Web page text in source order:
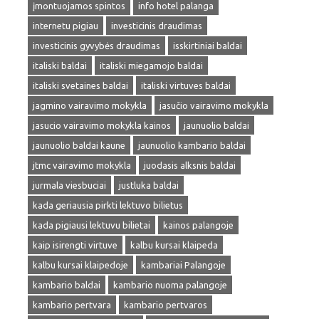
įmontuojamos spintos
info hotel palanga
internetu pigiau
investicinis draudimas
investicinis gyvybės draudimas
isskirtiniai baldai
italiski baldai
italiski miegamojo baldai
italiski svetaines baldai
italiski virtuves baldai
jagmino vairavimo mokykla
jasučio vairavimo mokykla
jasucio vairavimo mokykla kainos
jaunuolio baldai
jaunuolio baldai kaune
jaunuolio kambario baldai
jtmc vairavimo mokykla
juodasis alksnis baldai
jurmala viesbuciai
justluka baldai
kada geriausia pirkti lektuvo bilietus
kada pigiausi lektuvu bilietai
kainos palangoje
kaip isirengti virtuve
kalbu kursai klaipeda
kalbu kursai klaipedoje
kambariai Palangoje
kambario baldai
kambario nuoma palangoje
kambario pertvara
kambario pertvaros